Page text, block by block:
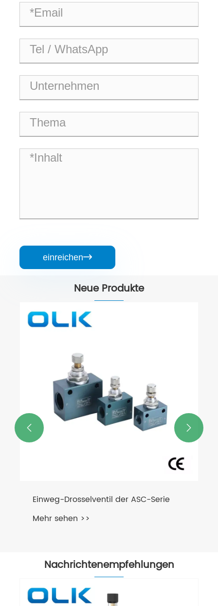
einreichen
Neue Produkte
Einweg-Drosselventil der ASC-Serie
Mehr sehen >>
 
Nachrichtenempfehlungen